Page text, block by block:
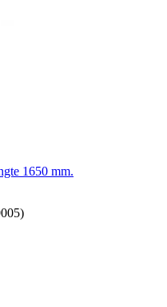
1650 mm.